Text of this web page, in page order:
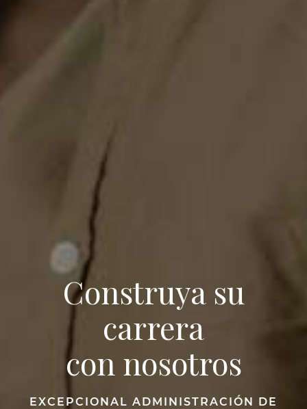
Construya su
carrera
con nosotros
EXCEPCIONAL ADMINISTRACIÓN DE